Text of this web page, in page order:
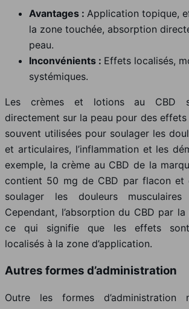
Avantages : Application topique,
la zone touchée, absorption
peau.
Inconvénients : Effets localisés,
systémiques.
Les crèmes et lotions au CBD
directement sur la peau pour des effets
souvent utilisées pour soulager les
et articulaires, l’inflammation et les
exemple, la crème au CBD de la
contient 50 mg de CBD par flacon et
soulager les douleurs
Cependant, l’absorption du CBD par
ce qui signifie que les effets sont
localisés à la zone d’application.
Autres formes d’administration
Outre les formes d’administration